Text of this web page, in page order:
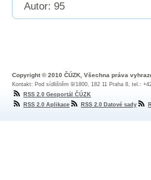
Autor: 95
Copyright © 2010 ČÚZK, Všechna práva
Kontakt: Pod sídlištěm 9/1800, 182 11 Praha 8, tel.:
RSS 2.0 Geoportál ČÚZK
RSS 2.0 Aplikace
RSS 2.0 Datové sady